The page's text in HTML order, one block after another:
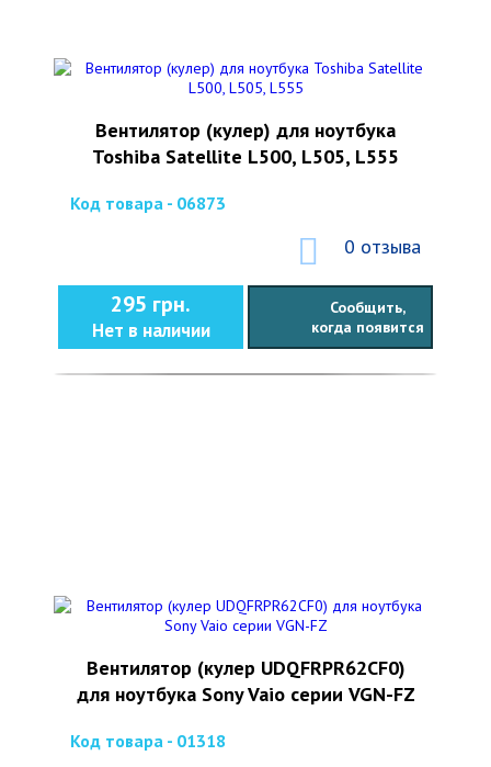
Вентилятор (кулер) для ноутбука
Toshiba Satellite L500, L505, L555
Код товара - 06873
0 отзыва
295 грн.
Нет в наличии
Сообщить,
когда появится
Вентилятор (кулер UDQFRPR62CF0)
для ноутбука Sony Vaio серии VGN-FZ
Код товара - 01318